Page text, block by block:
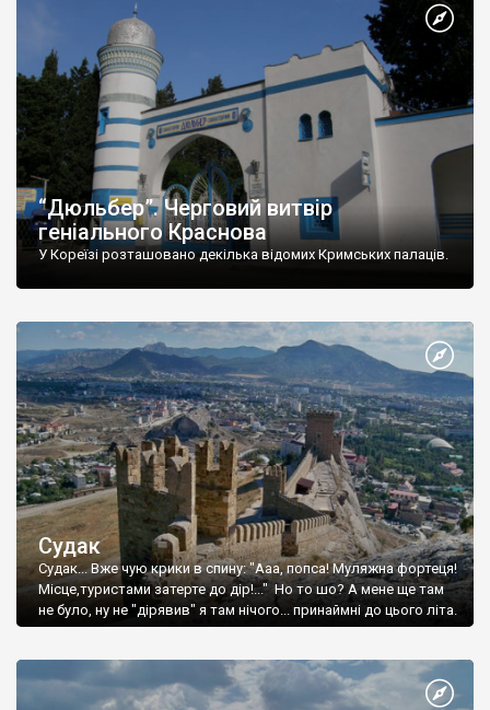
“Дюльбер”. Черговий витвір
геніального Краснова
У Кореїзі розташовано декілька відомих Кримських палаців.
Судак
Судак... Вже чую крики в спину: "Ааа, попса! Муляжна фортеця!
Місце,туристами затерте до дір!..." Но то шо? А мене ще там
не було, ну не "дірявив" я там нічого... принаймні до цього літа.